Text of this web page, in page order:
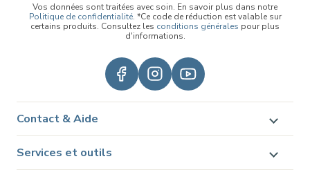
Vos données sont traitées avec soin. En savoir plus dans notre
Politique de confidentialité. *Ce code de réduction est valable sur
certains produits. Consultez les conditions générales pour plus
d'informations.
Contact & Aide
Services et outils